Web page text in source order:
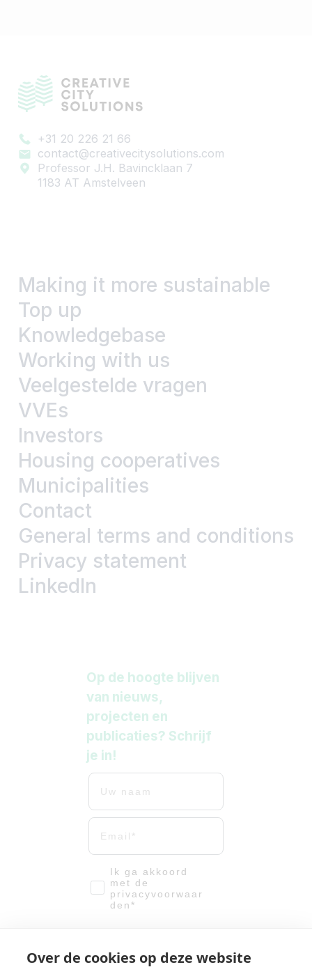
+31 20 226 21 66
contact@creativecitysolutions.com
Professor J.H. Bavincklaan 7
1183 AT Amstelveen
Making it more sustainable
Top up
Knowledgebase
Working with us
Veelgestelde vragen
VVEs
Investors
Housing cooperatives
Municipalities
Contact
General terms and conditions
Privacy statement
LinkedIn
Op de hoogte blijven
van nieuws,
projecten en
publicaties? Schrijf
je in!
Uw naam
Uw mailadres
email-vinkje
Ik ga akkoord
met de
privacyvoorwaar
den*
Over de cookies op deze website